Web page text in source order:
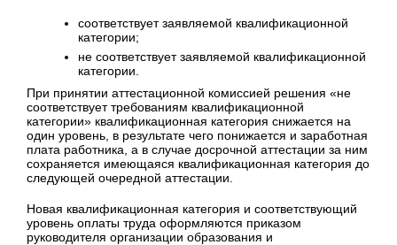
соответствует заявляемой квалификационной
категории;
не соответствует заявляемой квалификационной
категории.
При принятии аттестационной комиссией решения «не
соответствует требованиям квалификационной
категории» квалификационная категория снижается на
один уровень, в результате чего понижается и заработная
плата работника, а в случае досрочной аттестации за ним
сохраняется имеющаяся квалификационная категория до
следующей очередной аттестации.
Новая квалификационная категория и соответствующий
уровень оплаты труда оформляются приказом
руководителя организации образования и